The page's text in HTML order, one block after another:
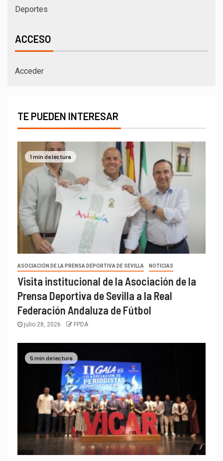
Deportes
ACCESO
Acceder
TE PUEDEN INTERESAR
1 min de lectura
ASOCIACIÓN DE LA PRENSA DEPORTIVA DE SEVILLA NOTICIAS
Visita institucional de la Asociación de la
Prensa Deportiva de Sevilla a la Real
Federación Andaluza de Fútbol
julio 28, 2026 FPDA
5 min de lectura